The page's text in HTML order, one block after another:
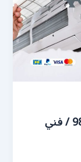
رقم تصليح تكييف غرناطة / 98548488 / فني